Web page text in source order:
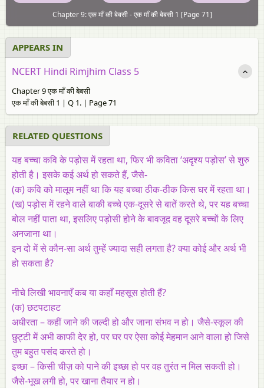
Chapter 9: एक माँ की बेबसी - एक माँ की बेबसी 1 [Page 71]
APPEARS IN
NCERT Hindi Rimjhim Class 5
Chapter 9 एक माँ की बेबसी
एक माँ की बेबसी 1 | Q 1. | Page 71
RELATED QUESTIONS
यह बच्चा कवि के पड़ोस में रहता था, फिर भी कविता ‘अदृश्य पड़ोस’ से शुरु
होती है। इसके कई अर्थ हो सकते हैं, जैसे-
(क) कवि को मालूम नहीं था कि यह बच्चा ठीक-ठीक किस घर में रहता था।
(ख) पड़ोस में रहने वाले बाकी बच्चे एक-दूसरे से बातें करते थे, पर यह बच्चा
बोल नहीं पाता था, इसलिए पड़ोसी होने के बावजूद वह दूसरे बच्चों के लिए
अनजाना था।
इन दो में से कौन-सा अर्थ तुम्हें ज्यादा सही लगता है? क्या कोई और अर्थ भी
हो सकता है?
नीचे लिखी भावनाएँ कब या कहाँ महसूस होती हैं?
(क) छटपटाहट
अधीरता – कहीं जाने की जल्दी हो और जाना संभव न हो। जैसे-स्कूल की
छुट्टी में अभी काफी देर हो, पर घर पर ऐसा कोई मेहमान आने वाला हो जिसे
तुम बहुत पसंद करते हो।
इच्छा – किसी चीज़ को पाने की इच्छा हो पर वह तुरंत न मिल सकती हो।
जैसे-भूख लगी हो, पर खाना तैयार न हो।